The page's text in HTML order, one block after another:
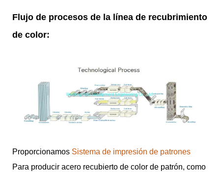
Flujo de procesos de la línea de recubrimiento
de color:
Proporcionamos Sistema de impresión de patrones
Para producir acero recubierto de color de patrón, como